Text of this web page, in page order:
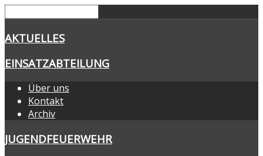
AKTUELLES
EINSATZABTEILUNG
Über uns
Kontakt
Archiv
JUGENDFEUERWEHR